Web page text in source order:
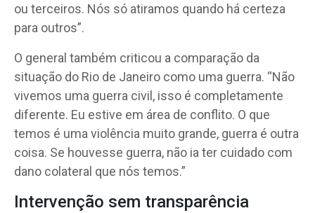
ou terceiros. Nós só atiramos quando há certeza
para outros”.
O general também criticou a comparação da
situação do Rio de Janeiro como uma guerra. “Não
vivemos uma guerra civil, isso é completamente
diferente. Eu estive em área de conflito. O que
temos é uma violência muito grande, guerra é outra
coisa. Se houvesse guerra, não ia ter cuidado com
dano colateral que nós temos.”
Intervenção sem transparência